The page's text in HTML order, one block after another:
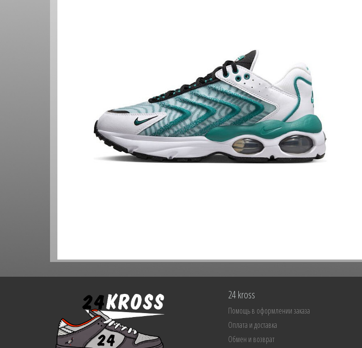
24 kross
Помощь в оформлении заказа
Оплата и доставка
Обмен и возврат